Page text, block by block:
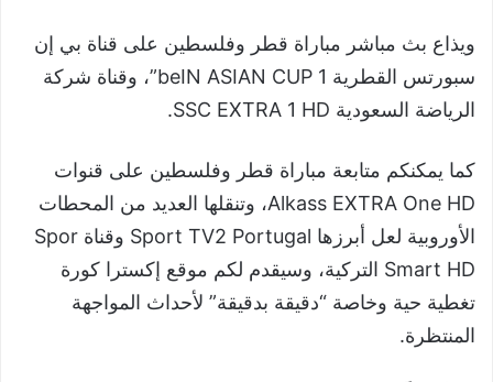
ويذاع بث مباشر مباراة قطر وفلسطين على قناة بي إن
سبورتس القطرية beIN ASIAN CUP 1”، وقناة شركة
الرياضة السعودية SSC EXTRA 1 HD.
كما يمكنكم متابعة مباراة قطر وفلسطين على قنوات
Alkass EXTRA One HD، وتنقلها العديد من المحطات
الأوروبية لعل أبرزها Sport TV2 Portugal وقناة Spor
Smart HD التركية، وسيقدم لكم موقع إكسترا كورة
تغطية حية وخاصة “دقيقة بدقيقة” لأحداث المواجهة
المنتظرة.